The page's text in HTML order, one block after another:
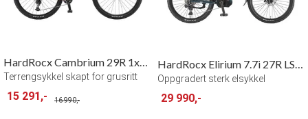
HardRocx Cambrium 29R 1x12 Deore
Terrengsykkel skapt for grusritt
15 291,- 16 990,-
HardRocx Elirium 7.7i 27R LS Special
Oppgradert sterk elsykkel
29 990,-